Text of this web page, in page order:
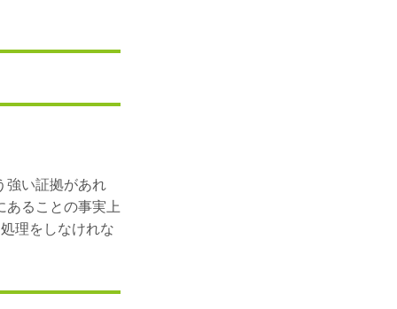
強い証拠があれ
あることの事実上
理をしなけれな